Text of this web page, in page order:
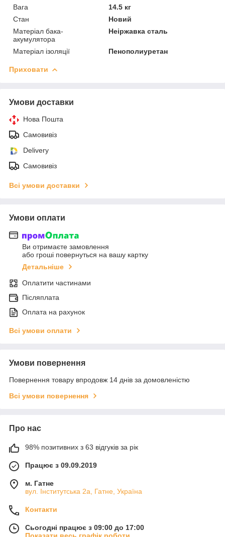
Вага
14.5 кг
Стан
Новий
Матеріал бака-
акумулятора
Неіржавка сталь
Матеріал ізоляції Пенополиуретан
Приховати
Умови доставки
Нова Пошта
Самовивіз
Delivery
Самовивіз
Всі умови доставки
Умови оплати
Ви отримаєте замовлення
або гроші повернуться на вашу картку
Детальніше
Оплатити частинами
Післяплата
Оплата на рахунок
Всі умови оплати
Умови повернення
Повернення товару впродовж 14 днів за домовленістю
Всі умови повернення
Про нас
98% позитивних з 63 відгуків за рік
Працює з 09.09.2019
м. Гатне
вул. Інститутська 2а, Гатне, Україна
Контакти
Сьогодні працює з 09:00 до 17:00